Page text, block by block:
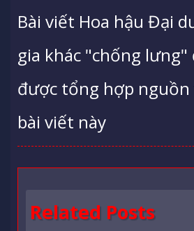
Bài viết Hoa hậu Đại
gia khác "chống
được tổng hợp nguồn
bài viết này
Related Posts